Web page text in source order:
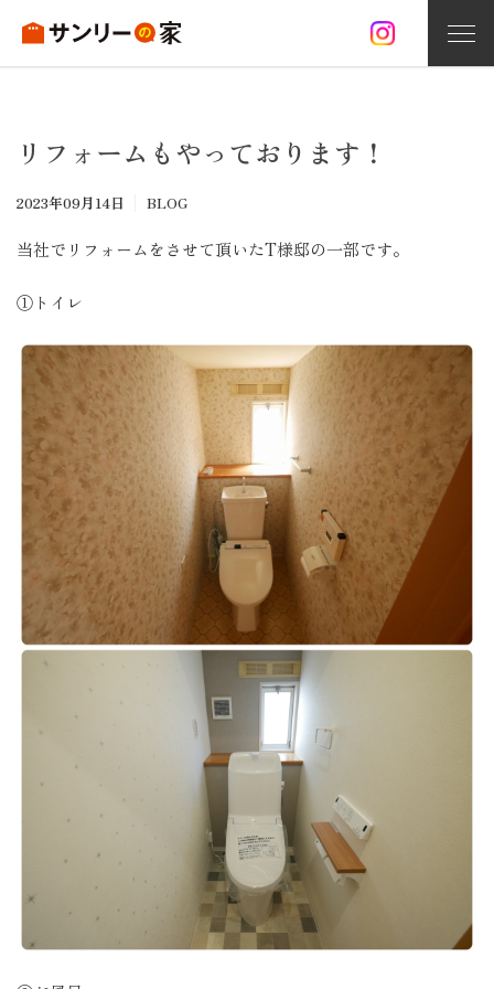
リフォームもやっております！
2023年09月14日 BLOG
当社でリフォームをさせて頂いたT様邸の一部です。
①トイレ
無料相談
資料請求 お問い合わせ
施工事例
分譲住宅
リフォーム
店舗案内
お客様の声
採用情報